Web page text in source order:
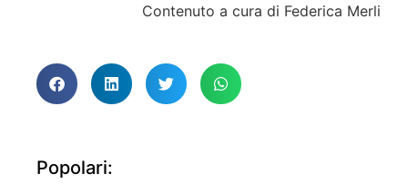
Contenuto a cura di Federica Merli
Popolari: